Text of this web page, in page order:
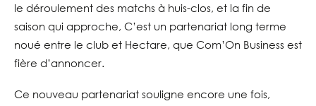
le déroulement des matchs à huis-clos, et la fin de
saison qui approche, C’est un partenariat long terme
noué entre le club et Hectare, que Com’On Business est
fière d’annoncer.
Ce nouveau partenariat souligne encore une fois,